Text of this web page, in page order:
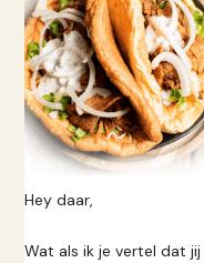
Hey daar,
Wat als ik je vertel dat